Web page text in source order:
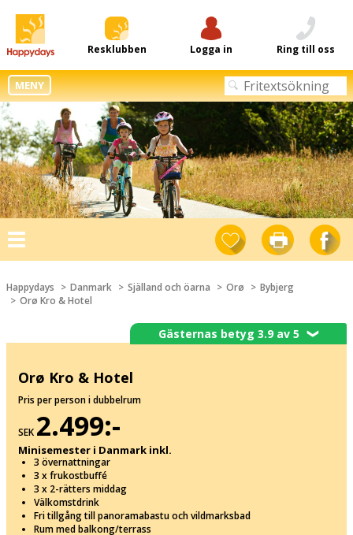
Resklubben Logga in Ring till oss
MENY
Toggle
navigation
Happydays Danmark Själland och öarna Orø
Bybjerg
Orø Kro & Hotel
Gästernas betyg 3.9 av 5❯
Orø Kro & Hotel
Pris per person i dubbelrum
SEK 2.499:-
Minisemester i Danmark inkl.
3 övernattningar
3 x frukostbuffé
3 x 2-rätters middag
Välkomstdrink
Fri tillgång till panoramabastu och vildmarksbad
Rum med balkong/terrass